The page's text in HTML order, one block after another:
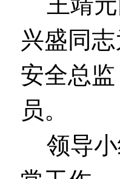
兴盛同
安全总
员。
领导